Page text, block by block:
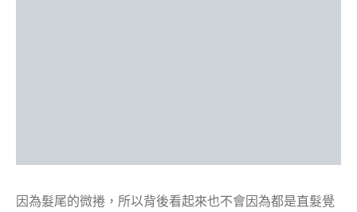
因為髮尾的微捲，所以背後看起來也不會因為都是直髮覺